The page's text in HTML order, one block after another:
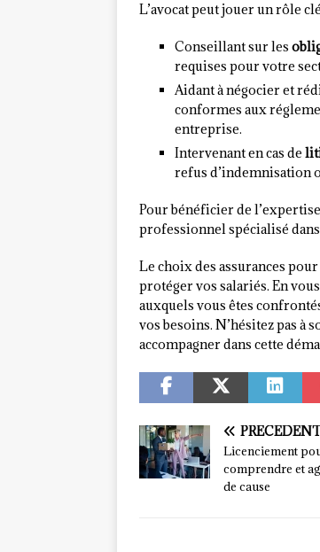
L’avocat peut jouer un rôle
Conseillant sur les
requises pour votre
Aidant à négocier et
conformes aux
entreprise.
Intervenant en cas de
refus d’indemnisation
Pour bénéficier de l’expertise
professionnel spécialisé
Le choix des assurances
protéger vos salariés. En
auxquels vous êtes
vos besoins. N’hésitez pas à
accompagner dans cette
Licenciement
comprendre et
de cause